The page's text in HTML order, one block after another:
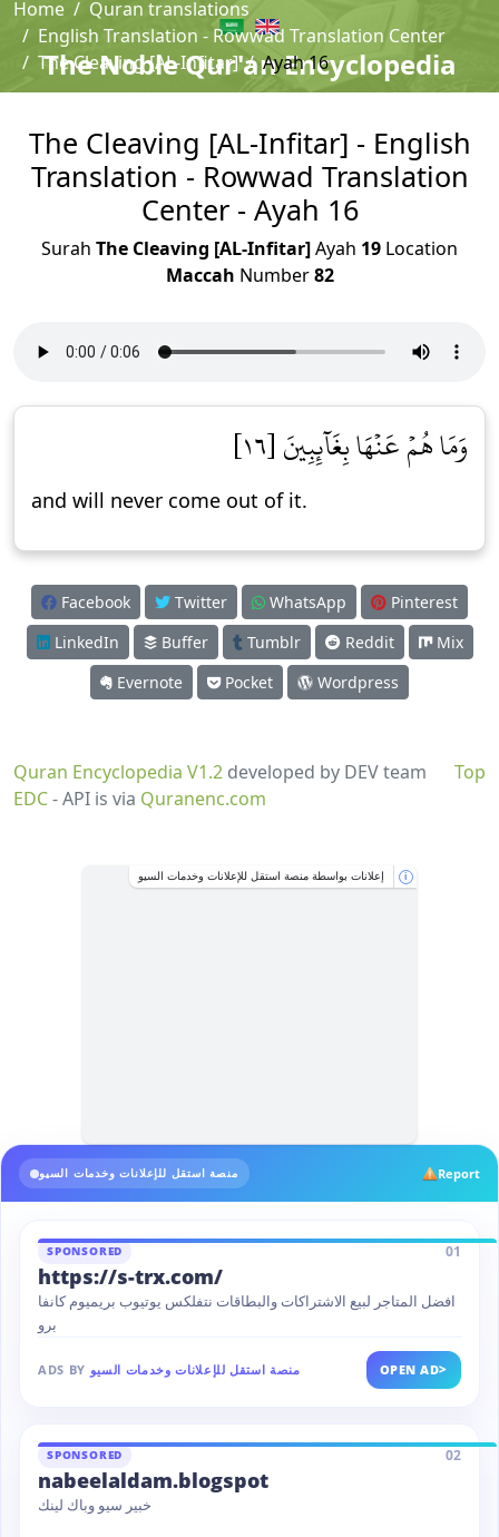
The Noble Qur'an Encyclopedia
Home
Quran translations
English Translation - Rowwad Translation Center
The Cleaving [AL-Infitar]
Ayah 16
The Cleaving [AL-Infitar] - English
Translation - Rowwad Translation
Center - Ayah 16
Surah The Cleaving [AL-Infitar]Ayah 19 Location
Maccah Number82
وَمَا هُمۡ عَنۡهَا بِغَآئِبِينَ [١٦]
and will never come out of it.
Facebook Twitter WhatsApp
Pinterest
LinkedIn
Buffer Tumblr Reddit
Mix
Evernote
Pocket Wordpress
Top
Quran Encyclopedia V1.2 developed by DEV team
EDC- API is via Quranenc.com
إعلانات بواسطة منصة استقل للإعلانات وخدمات السيو i
منصة استقل للإعلانات وخدمات السيو Report
SPONSORED 01
https://s-trx.com/
افضل المتاجر لبيع الاشتراكات والبطاقات نتفلكس يوتيوب بريميوم كانفا
برو
ADS BY منصة استقل للإعلانات وخدمات السيو OPEN AD>
SPONSORED 02
nabeelaldam.blogspot
خبير سيو وباك لينك